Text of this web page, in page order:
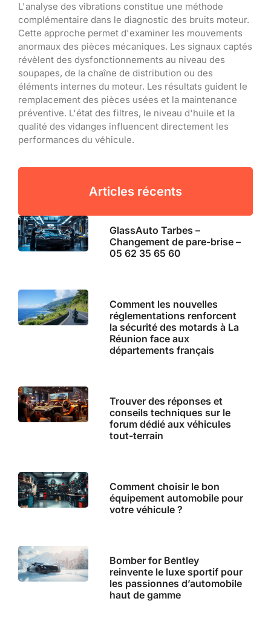
L'analyse des vibrations constitue une méthode
complémentaire dans le diagnostic des bruits moteur.
Cette approche permet d'examiner les mouvements
anormaux des pièces mécaniques. Les signaux captés
révèlent des dysfonctionnements au niveau des
soupapes, de la chaîne de distribution ou des
éléments internes du moteur. Les résultats guident le
remplacement des pièces usées et la maintenance
préventive. L'état des filtres, le niveau d'huile et la
qualité des vidanges influencent directement les
performances du véhicule.
Articles récents
GlassAuto Tarbes –
Changement de pare-brise –
05 62 35 65 60
Comment les nouvelles
réglementations renforcent
la sécurité des motards à La
Réunion face aux
départements français
Trouver des réponses et
conseils techniques sur le
forum dédié aux véhicules
tout-terrain
Comment choisir le bon
équipement automobile pour
votre véhicule ?
Bomber for Bentley
reinvente le luxe sportif pour
les passionnes d’automobile
haut de gamme